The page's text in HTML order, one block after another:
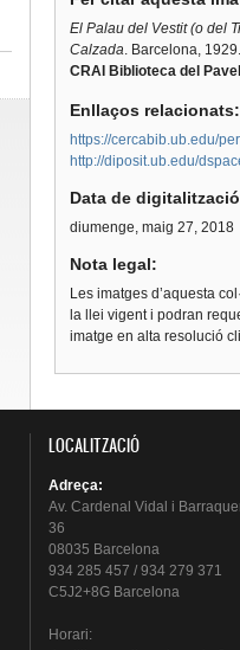
El Palau del Vestit (o del
Calzada. Barcelona,
CRAI Biblioteca del
Enllaços
https://cercabib.ub.edu/
http://diposit.ub.edu/
Data de
diumenge, maig 27, 2018
Nota legal:
Les imatges d’aquesta
la llei vigent i podran
imatge en alta resolució
LOCALITZACIÓ
Adreça:
Av. Cardenal Vidal i
36
08035 Barcelona
934 285 457 / 934 279 371
C5J2+8G Barcelona
Horari: